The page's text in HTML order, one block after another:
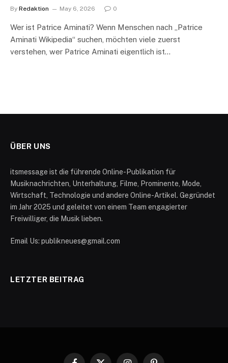
By Redaktion May 6, 2026 0
Wer ist Patrice Aminati? Wenn Menschen nach „Patrice
Aminati Wikipedia“ suchen, möchten viele zuerst
verstehen, wer Patrice Aminati eigentlich ist…
ÜBER UNS
itsmessage ist die führende Online-Publikation für
Musiknachrichten, Unterhaltung, Filme, Prominente, Mode,
Wirtschaft, Technologie und andere Online-Artikel. Gegründet
im Jahr 2025 und geleitet von einem Team engagierter
Freiwilliger, die Musik lieben.
Email Us: publikneues@gmail.com
LETZTER BEITRAG